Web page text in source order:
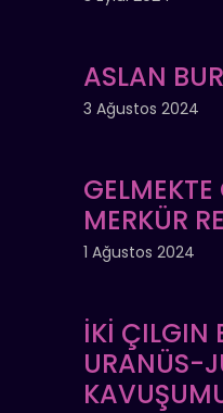
ASLAN
3 Ağustos 2024
MERKÜR
1 Ağustos 2024
İKİ ÇILGIN
URANÜS-